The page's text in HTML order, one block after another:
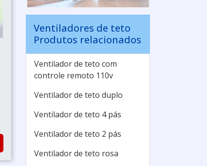
Ventiladores de teto
Produtos relacionados
Ventilador de teto com
controle remoto 110v
Ventilador de teto duplo
Ventilador de teto 4 pás
Ventilador de teto 2 pás
Ventilador de teto rosa